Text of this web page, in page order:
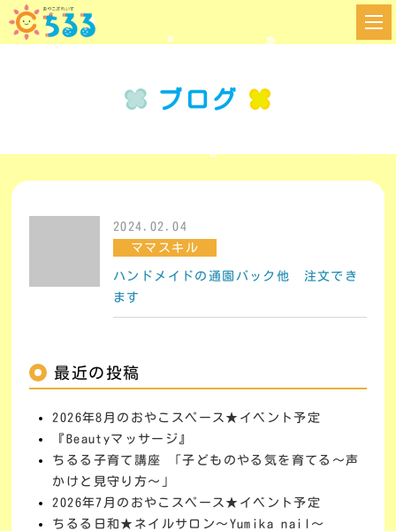
ブログ
2024.02.04
ママスキル
ハンドメイドの通園バック他 注文でき
ます
最近の投稿
2026年8月のおやこスペース★イベント予定
『Beautyマッサージ』
ちるる子育て講座 「子どものやる気を育てる～声
かけと見守り方～」
2026年7月のおやこスペース★イベント予定
ちるる日和★ネイルサロン～Yumika nail～